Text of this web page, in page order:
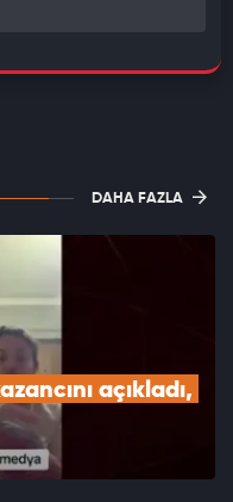
DAHA FAZLA
açıkladı,